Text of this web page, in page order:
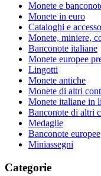
Monete e
Monete in euro
Cataloghi e
Monete, miniere,
Banconote italiane
Monete europee
Lingotti
Monete antiche
Monete di altri
Monete italiane in
Banconote di altri
Medaglie
Banconote europee
Miniassegni
Categorie